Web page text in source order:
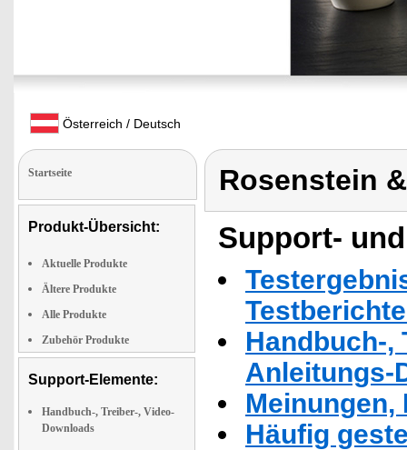
Österreich / Deutsch
Startseite
Produkt-Übersicht:
Aktuelle Produkte
Ältere Produkte
Alle Produkte
Zubehör Produkte
Support-Elemente:
Handbuch-, Treiber-, Video-
Downloads
Rosenstein
Support-
Handbuch-,
Anleitungs-
Häufig